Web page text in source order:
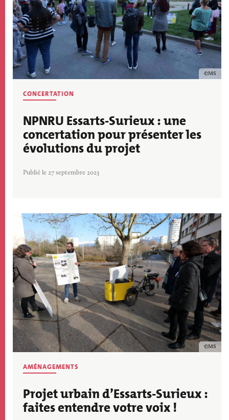
MS
CONCERTATION
NPNRU Essarts-Surieux : une
concertation pour présenter les
évolutions du projet
Publié le 27 septembre 2023
Image
MS
AMÉNAGEMENTS
Projet urbain d’Essarts-Surieux :
faites entendre votre voix !